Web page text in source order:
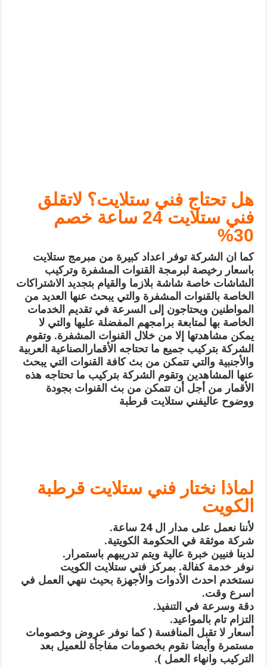
هل تحتاج فني ستلايت؟ لاتقلق
فني ستلايت 24 ساعة خصم
30%
كما ان الشركة توفر اعداد كبيرة من مبرمج ستلايت
باسعار رخيصة لبرمجة القنوات المشفرة وتركيب
الشاشات خاصة شاشة بلازما والقيام بتجديد الاشتراكات
الخاصة بالقنوات المشفرة والتي يبحث عنها العديد من
المواطنين ويحتاجون إلى السرعة في تقديم الخدمات
الخاصة بها لمتابعة برامجهم المفضلة عليها والتي لا
يمكن مشاهدتها إلا من خلال القنوات المشفرة. وتقوم
الشركة بتركيب جميع ما تحتاجه الأقمارالصناعية العربية
والأجنبية والتي تتمكن من بث كافة القنوات التي يبحث
عنها المشاهدين وتقوم الشركة بتركيب ما تحتاجه هذه
الأقمار من أجل أن تتمكن من بث القنوات بجودة
ووضوح عاليفني ستلايت قرطبة
لماذا نختار فني ستلايت قرطبة
الكويت
لأننا نعمل على مدار ال 24 ساعة.
شركة موثقة في الحكومة الكويتية.
لدينا فنيين خبرة عالية ويتم تدريبهم باستمرار.
نوفر خدمة كفالة. بمركز فني ستلايت الكويت
نستخدم احدث الأدوات والأجهزة بحيث ننهي العمل في
اسرع وقت.
دقة وسرعة في التنفيذ.
التزام تام بالمواعيد.
أسعار لا تقبل المنافسة ( كما نوفر عروض وخصومات
مستمرة وأيضا نقوم بخصومات مفاجأة للعميل بعد
التركيب وانهاء العمل ).